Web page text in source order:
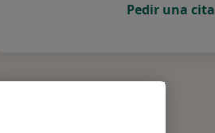
Pedir una cita